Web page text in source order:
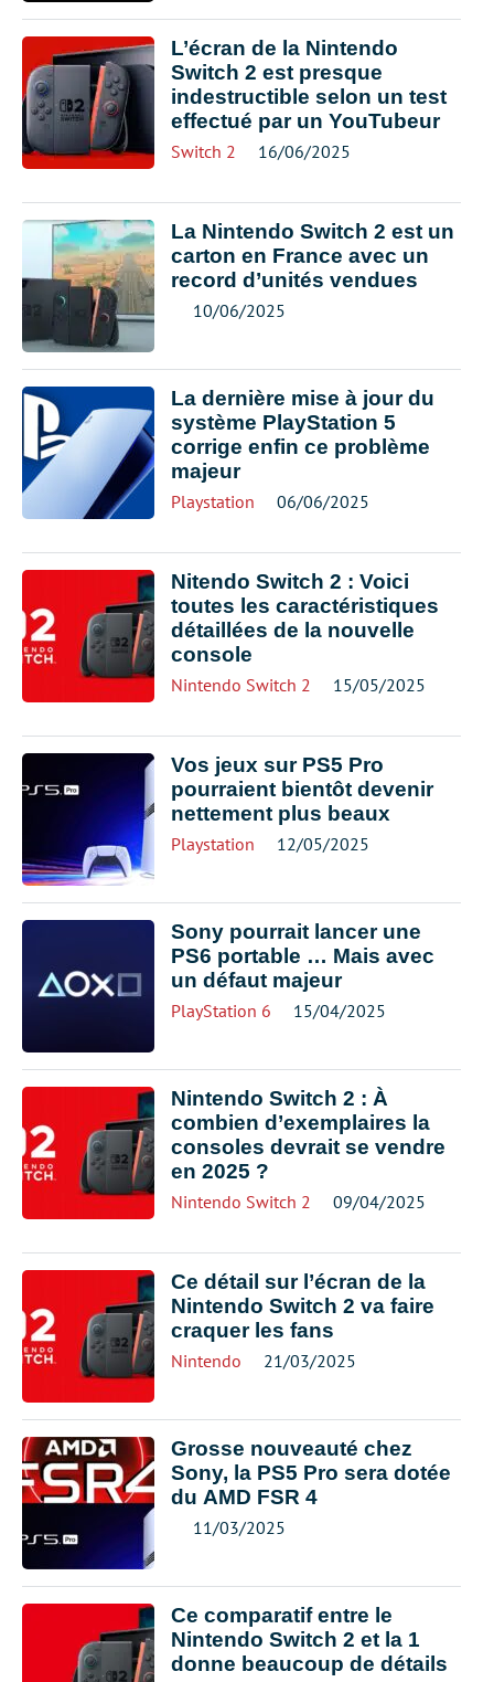
L’écran de la Nintendo
Switch 2 est presque
indestructible selon un test
effectué par un YouTubeur
Switch 2 16/06/2025
La Nintendo Switch 2 est un
carton en France avec un
record d’unités vendues
10/06/2025
La dernière mise à jour du
système PlayStation 5
corrige enfin ce problème
majeur
Playstation 06/06/2025
Nitendo Switch 2 : Voici
toutes les caractéristiques
détaillées de la nouvelle
console
Nintendo Switch 2 15/05/2025
Vos jeux sur PS5 Pro
pourraient bientôt devenir
nettement plus beaux
Playstation 12/05/2025
Sony pourrait lancer une
PS6 portable … Mais avec
un défaut majeur
PlayStation 6 15/04/2025
Nintendo Switch 2 : À
combien d’exemplaires la
consoles devrait se vendre
en 2025 ?
Nintendo Switch 2 09/04/2025
Ce détail sur l’écran de la
Nintendo Switch 2 va faire
craquer les fans
Nintendo 21/03/2025
Grosse nouveauté chez
Sony, la PS5 Pro sera dotée
du AMD FSR 4
11/03/2025
Ce comparatif entre le
Nintendo Switch 2 et la 1
donne beaucoup de détails